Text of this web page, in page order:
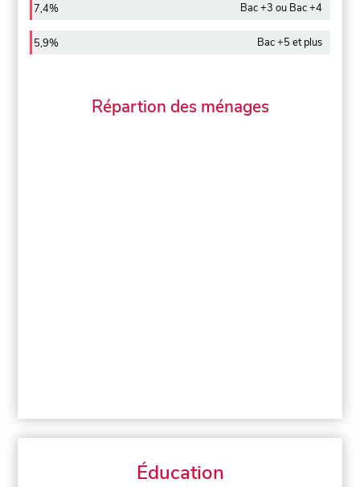
7,4% Bac +3 ou Bac +4
5,9% Bac +5 et plus
Répartion des ménages
Éducation